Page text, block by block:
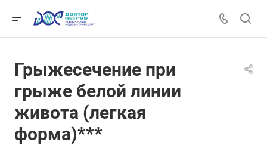
Грыжесечение при
грыже белой линии
живота (легкая
форма)***